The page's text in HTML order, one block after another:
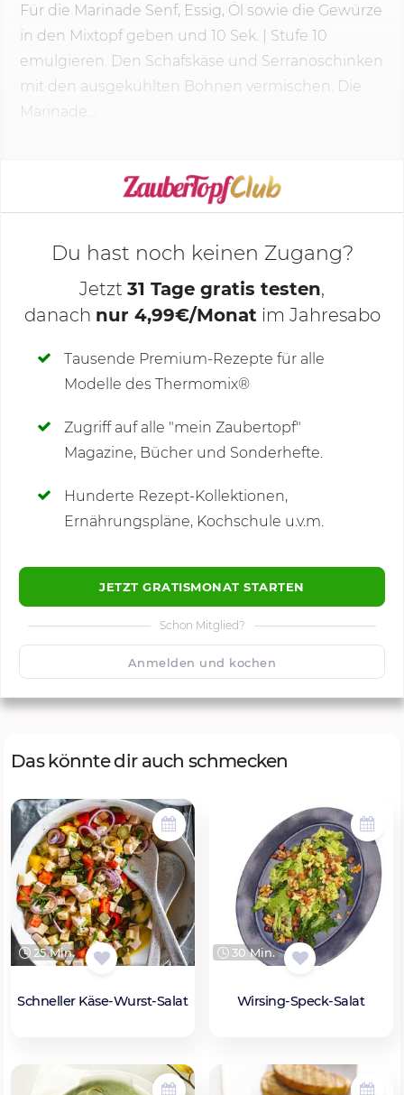
Für die Marinade Senf, Essig, Öl sowie die Gewürze
in den Mixtopf geben und 10 Sek.
| Stufe 10
emulgieren. Den Schafskäse und Serranoschinken
mit den ausgekühlten Bohnen vermischen. Die
Marinade...
KOCHMODUS STARTEN
Deine Notizen
Du hast noch keinen Zugang?
Jetzt 31 Tage gratis testen,
danach nur 4,99€/Monat im Jahresabo
Tausende Premium-Rezepte für alle
Modelle des Thermomix®
Zugriff auf alle "mein Zaubertopf"
Magazine, Bücher und Sonderhefte.
Hunderte Rezept-Kollektionen,
Ernährungspläne, Kochschule u.v.m.
JETZT GRATISMONAT STARTEN
Schon Mitglied?
Anmelden und kochen
Kommentare
🙂 Speichern
Das könnte dir auch schmecken
25 Min.
Schneller Käse-Wurst-Salat
30 Min.
Wirsing-Speck-Salat